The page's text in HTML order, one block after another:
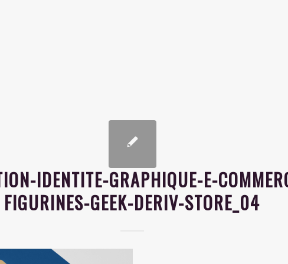
IDENTITE-GRAPHIQUE-E-
FIGURINES-GEEK-DERIV-STORE_04